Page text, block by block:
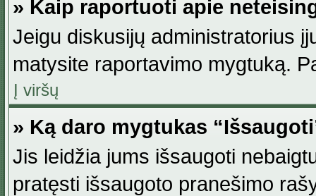
» Kaip raportuoti apie
Jeigu diskusijų administratorius
matysite raportavimo mygtuką.
Į viršų
» Ką daro mygtukas
Jis leidžia jums išsaugoti
pratęsti išsaugoto pranešimo